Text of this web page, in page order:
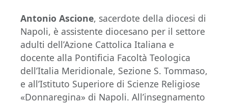
Antonio Ascione, sacerdote della diocesi di
Napoli, è assistente diocesano per il settore
adulti dell’Azione Cattolica Italiana e
docente alla Pontificia Facoltà Teologica
dell’Italia Meridionale, Sezione S. Tommaso,
e all’Istituto Superiore di Scienze Religiose
«Donnaregina» di Napoli. All’insegnamento